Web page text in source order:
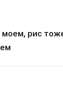
рис